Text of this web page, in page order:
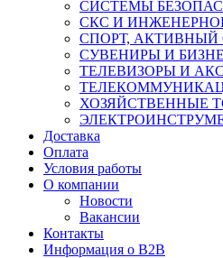
СИСТЕМЫ
СКС И
СПОРТ, АКТИВНЫЙ
СУВЕНИРЫ И
ТЕЛЕВИЗОРЫ И
ХОЗЯЙСТВЕННЫЕ
Доставка
Оплата
Условия работы
О компании
Новости
Вакансии
Контакты
Информация о B2B